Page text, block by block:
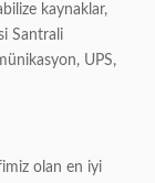
kaynaklar,
Santrali
UPS,
olan en iyi